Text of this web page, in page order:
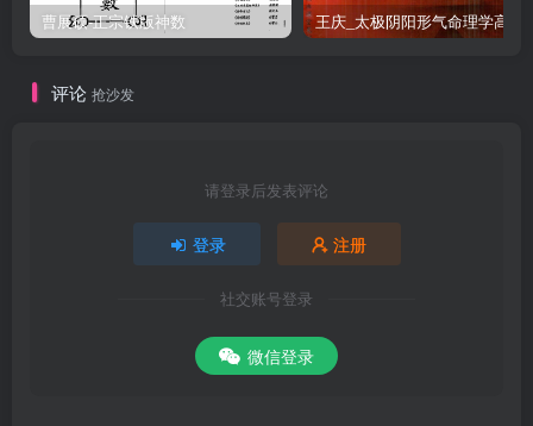
曹展硕-正宗铁版神数
评论 抢沙发
请登录后发表评论
登录 注册
社交账号登录
微信登录